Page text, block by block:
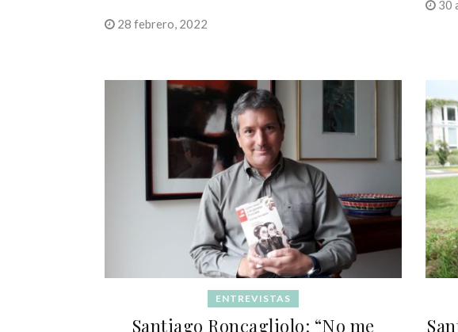
28 febrero, 2022
30
ENTREVISTAS
Santiago Roncagliolo: “No me